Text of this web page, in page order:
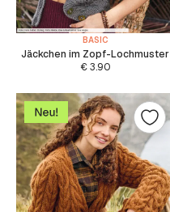
BASIC
Jäckchen im Zopf-Lochmuster
€3.90